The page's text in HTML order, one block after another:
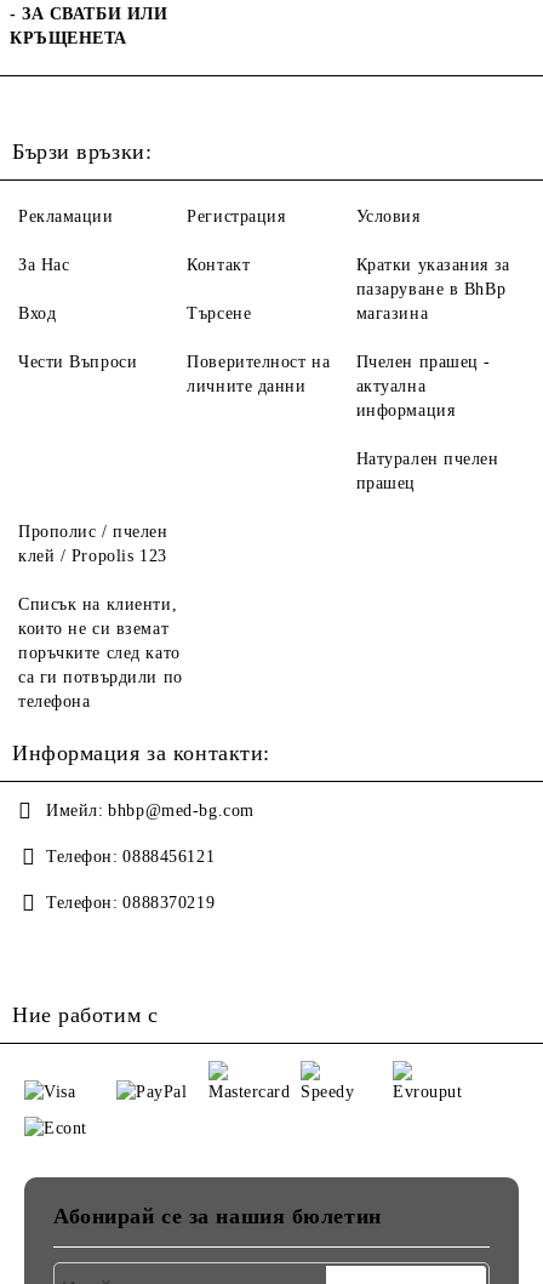
- ЗА СВАТБИ ИЛИ
КРЪЩЕНЕТА
Бързи връзки:
Рекламации
За Нас
Вход
Чести Въпроси
Регистрация
Контакт
Търсене
Поверителност на
личните данни
Условия
Кратки указания за
пазаруване в BhBp
магазина
Пчелен прашец -
актуална
информация
Натурален пчелен
прашец
Прополис / пчелен
клей / Propolis 123
Списък на клиенти,
които не си вземат
поръчките след като
са ги потвърдили по
телефона
Информация за контакти:
Имейл: bhbp@med-bg.com
Телефон: 0888456121
Телефон: 0888370219
Ние работим с
Абонирай се за нашия бюлетин